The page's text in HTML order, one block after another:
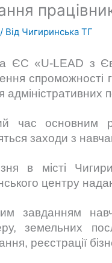
/ Від Чигиринська ТГ
ЄС «U-LEAD з
спроможності
час основним
заходи з
в місті
центру
завданням
земельних
реєстрації